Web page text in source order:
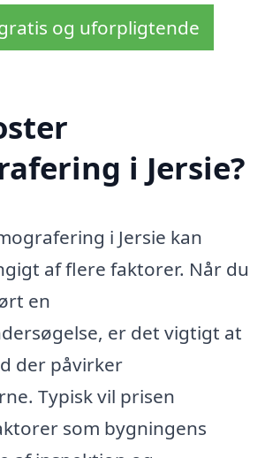
og uforpligtende
i Jersie?
i Jersie kan
af flere faktorer. Når du
en
er det vigtigt at
der påvirker
Typisk vil prisen
som bygningens